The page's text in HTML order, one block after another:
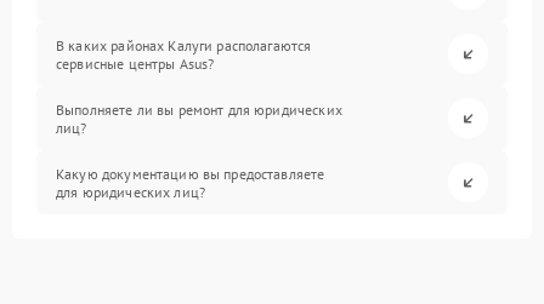
В каких районах Калуги располагаются
сервисные центры Asus?
Выполняете ли вы ремонт для юридических
лиц?
Какую документацию вы предоставляете
для юридических лиц?